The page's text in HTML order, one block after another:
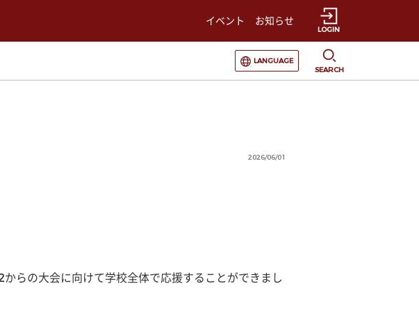
イベント お知らせ
LOGIN
選択すると言語の切替が発生します
LANGUAGE
SEARCH
2026/06/01
らの大会に向けて学校全体で応援することができまし